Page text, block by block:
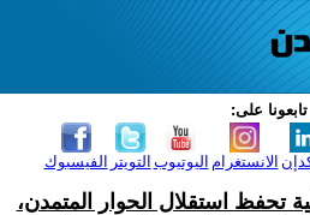
تابعونا على:
الفيسبوك التويتر اليوتيوب الانستغرام
تحفظ استقلال الحوار المتمدن،